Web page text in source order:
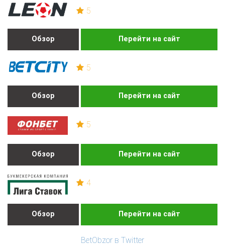
5
Обзор Перейти на сайт
5
Обзор Перейти на сайт
5
Обзор Перейти на сайт
4
Обзор Перейти на сайт
BetObzor в Twitter